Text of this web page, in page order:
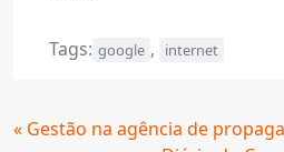
Tags: google , internet
Continue
« Gestão na agência de